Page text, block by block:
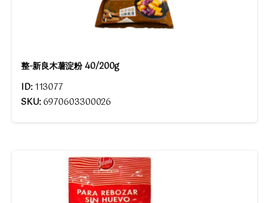
整-新良木薯淀粉 40/200g
ID: 113077
SKU:6970603300026